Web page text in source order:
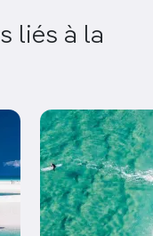
liés à la